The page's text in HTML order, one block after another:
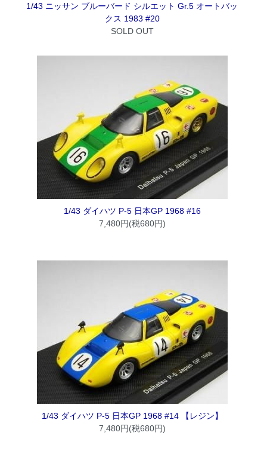
1/43 ニッサン ブルーバード シルエット Gr.5 オートバッ
クス 1983 #20
SOLD OUT
1/43 ダイハツ P-5 日本GP 1968 #16
7,480円(税680円)
1/43 ダイハツ P-5 日本GP 1968 #14 【レジン】
7,480円(税680円)